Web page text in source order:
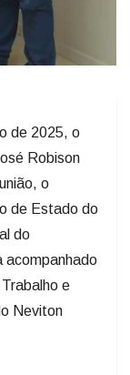
de 2025, o
Robison
o
de Estado do
do
acompanhado
e
Neviton